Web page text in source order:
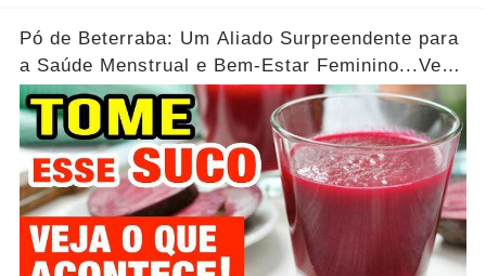
Pó de Beterraba: Um Aliado Surpreendente para
a Saúde Menstrual e Bem-Estar Feminino...Ver
mais